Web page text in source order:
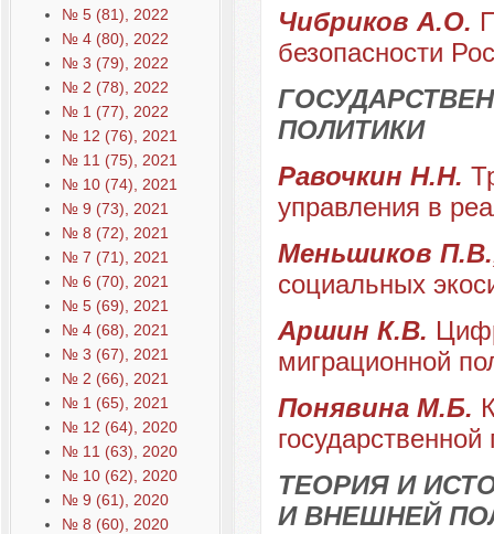
№ 5 (81), 2022
№ 4 (80), 2022
№ 3 (79), 2022
№ 2 (78), 2022
№ 1 (77), 2022
№ 12 (76), 2021
№ 11 (75), 2021
№ 10 (74), 2021
№ 9 (73), 2021
№ 8 (72), 2021
№ 7 (71), 2021
№ 6 (70), 2021
№ 5 (69), 2021
№ 4 (68), 2021
№ 3 (67), 2021
№ 2 (66), 2021
№ 1 (65), 2021
№ 12 (64), 2020
№ 11 (63), 2020
№ 10 (62), 2020
№ 9 (61), 2020
№ 8 (60), 2020
Чибриков А.О.
безопасности
ПОЛИТИКИ
Равочкин Н.Н.
управления в
Меньшиков
социальных
Аршин К.В.
миграционной
Понявина М.Б.
ТЕОРИЯ И
И ВНЕШНЕЙ